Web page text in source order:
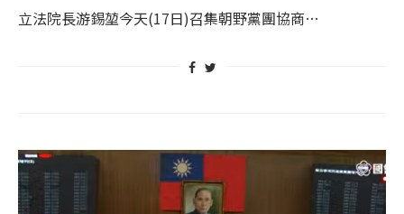
立法院長游錫堃今天(17日)召集朝野黨團協商…